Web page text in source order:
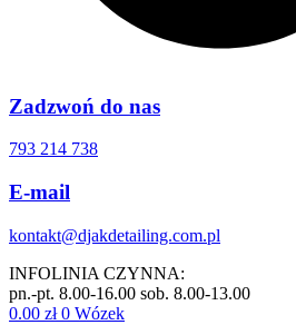
Zadzwoń do nas
793 214 738
E-mail
kontakt@djakdetailing.com.pl
INFOLINIA CZYNNA:
pn.-pt. 8.00-16.00 sob. 8.00-13.00
0.00 zł 0 Wózek